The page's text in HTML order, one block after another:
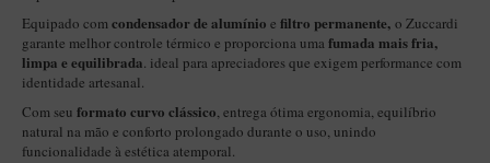
Petrus
Piccolo
Premium
Sextavado
Equipado comcondensador de alumínio e filtro permanente, o Zuccardi
garante melhor controle térmico e proporciona uma fumada mais fria,
limpa e equilibrada. ideal para apreciadores que exigem performance com
identidade artesanal.
Com seu formato curvo clássico, entrega ótima ergonomia, equilíbrio
natural na mão e conforto prolongado durante o uso, unindo
funcionalidade à estética atemporal.